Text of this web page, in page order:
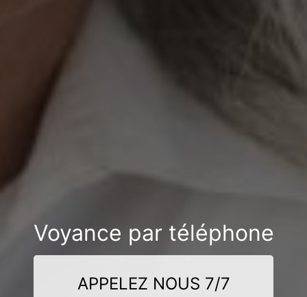
Voyance par téléphone
APPELEZ NOUS 7/7